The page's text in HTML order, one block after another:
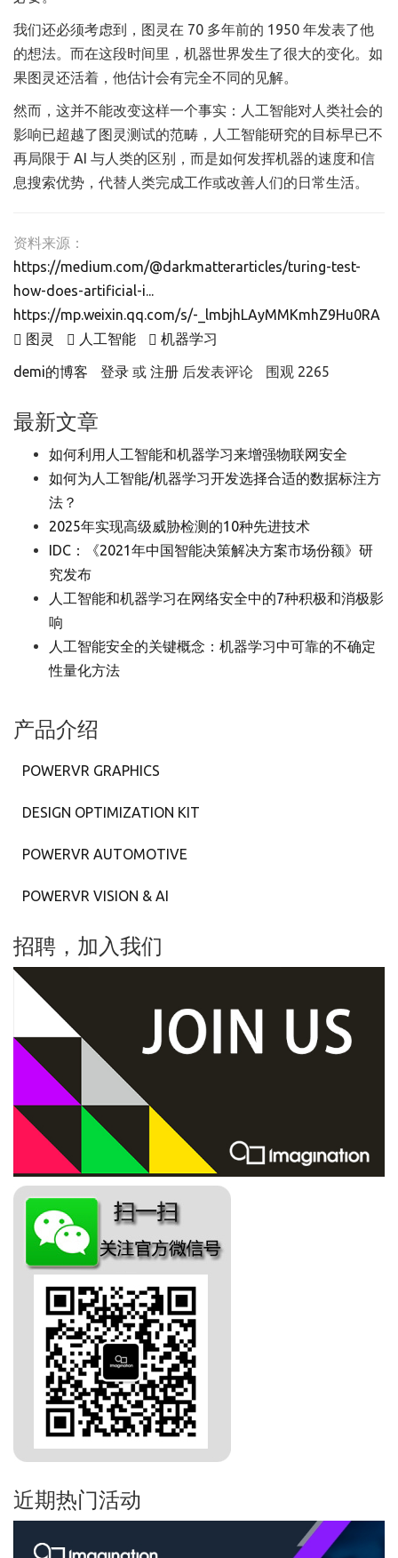
我们还必须考虑到，图灵在 70 多年前的 1950 年发表了他
的想法。而在这段时间里，机器世界发生了很大的变化。如
果图灵还活着，他估计会有完全不同的见解。
然而，这并不能改变这样一个事实：人工智能对人类社会的
影响已超越了图灵测试的范畴，人工智能研究的目标早已不
再局限于 AI 与人类的区别，而是如何发挥机器的速度和信
息搜索优势，代替人类完成工作或改善人们的日常生活。
资料来源：
https://medium.com/@darkmatterarticles/turing-test-
how-does-artificial-i...
https://mp.weixin.qq.com/s/-_lmbjhLAyMMKmhZ9Hu0RA
图灵
人工智能 机器学习
demi的博客 登录 或 注册 后发表评论 围观 2265
最新文章
如何利用人工智能和机器学习来增强物联网安全
如何为人工智能/机器学习开发选择合适的数据标注方
法？
2025年实现高级威胁检测的10种先进技术
IDC：《2021年中国智能决策解决方案市场份额》研
究发布
人工智能和机器学习在网络安全中的7种积极和消极影
响
人工智能安全的关键概念：机器学习中可靠的不确定
性量化方法
产品介绍
POWERVR GRAPHICS
DESIGN OPTIMIZATION KIT
POWERVR AUTOMOTIVE
POWERVR VISION & AI
招聘，加入我们
近期热门活动